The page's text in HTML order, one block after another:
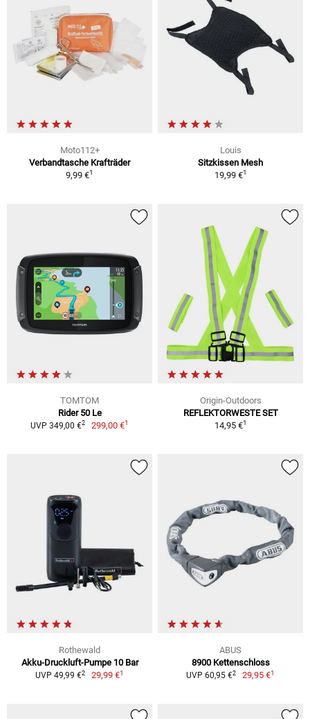
Moto112+
Verbandtasche Krafträder
9,99 €1
Louis
Sitzkissen Mesh
19,99 €1
TOMTOM
Rider 50 Le
UVP 349,00 €2 299,00 €1
Origin-Outdoors
REFLEKTORWESTE SET
14,95 €1
Rothewald
Akku-Druckluft-Pumpe 10 Bar
UVP 49,99 €2 29,99 €1
ABUS
8900 Kettenschloss
UVP 60,95 €2 29,95 €1